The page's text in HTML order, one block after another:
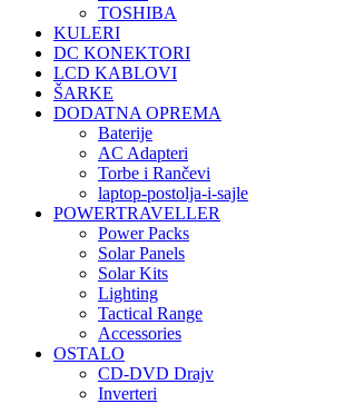
TOSHIBA
KULERI
DC KONEKTORI
LCD KABLOVI
ŠARKE
DODATNA OPREMA
Baterije
AC Adapteri
Torbe i Rančevi
laptop-postolja-i-sajle
POWERTRAVELLER
Power Packs
Solar Panels
Solar Kits
Lighting
Tactical Range
Accessories
OSTALO
CD-DVD Drajv
Inverteri